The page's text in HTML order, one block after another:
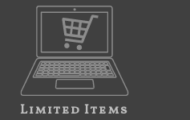
Limited Items